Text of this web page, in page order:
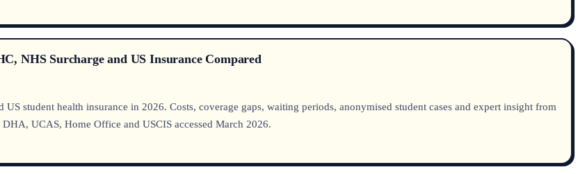
NHS Surcharge and US Insurance Compared
student health insurance in 2026. Costs, coverage gaps, waiting periods, anonymised student cases and expert insight from
UCAS, Home Office and USCIS accessed March 2026.